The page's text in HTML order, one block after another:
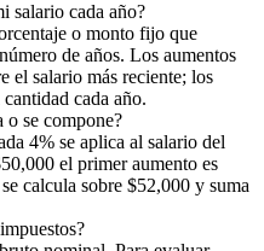
salario cada año?
o monto fijo que
de años. Los aumentos
el salario más reciente; los
cada año.
o se compone?
4% se aplica al salario del
el primer aumento es
calcula sobre $52,000 y suma